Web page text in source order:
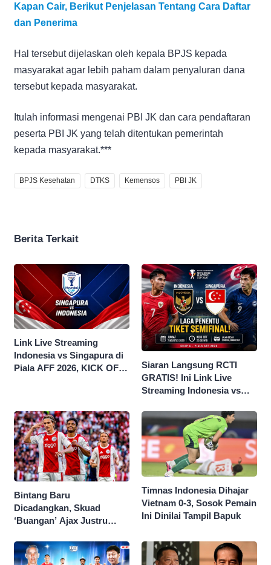
Kapan Cair, Berikut Penjelasan Tentang Cara Daftar
dan Penerima
Hal tersebut dijelaskan oleh kepala BPJS kepada
masyarakat agar lebih paham dalam penyaluran dana
tersebut kepada masyarakat.
Itulah informasi mengenai PBI JK dan cara pendaftaran
peserta PBI JK yang telah ditentukan pemerintah
kepada masyarakat.***
BPJS Kesehatan DTKS Kemensos PBI JK
Berita Terkait
Link Live Streaming
Indonesia vs Singapura di
Piala AFF 2026, KICK OFF
Siaran Langsung RCTI
GRATIS! Ini Link Live
Streaming Indonesia vs
2026
Bintang Baru
Dicadangkan, Skuad
‘Buangan’ Ajax Justru
Timnas Indonesia Dihajar
Vietnam 0-3, Sosok Pemain
Ini Dinilai Tampil Bapuk